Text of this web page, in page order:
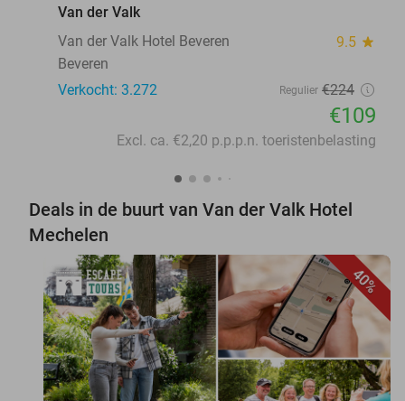
Van der Valk
Van der Valk Hotel Beveren
9.5 star
Beveren
Verkocht: 3.272
Regulier €224
€109
Excl. ca. €2,20 p.p.p.n. toeristenbelasting
Deals in de buurt van Van der Valk Hotel
Mechelen
40%